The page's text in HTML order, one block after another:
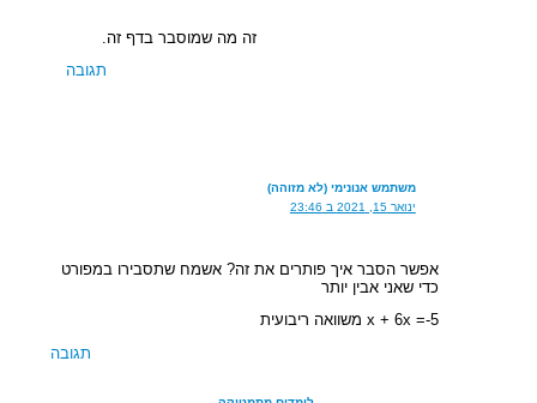
זה מה שמוסבר בדף זה.
תגובה
משתמש אנונימי (לא מזוהה)
ינואר 15, 2021 ב 23:46
אפשר הסבר איך פותרים את זה? אשמח שתסבירו במפורט
כדי שאני אבין יותר
x + 6x =-5 משוואה ריבועית
תגובה